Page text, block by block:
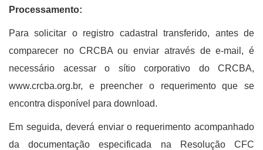
Processamento:
Para solicitar o registro cadastral transferido, antes de
comparecer no CRCBA ou enviar através de e-mail, é
necessário acessar o sítio corporativo do CRCBA,
www.crcba.org.br, e preencher o requerimento que se
encontra disponível para download.
Em seguida, deverá enviar o requerimento acompanhado
da documentação especificada na Resolução CFC